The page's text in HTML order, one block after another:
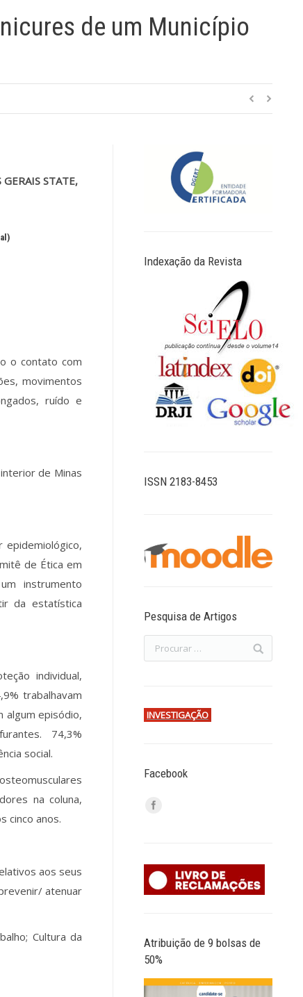
de um Município
STATE,
o contato com
movimentos
ruído e
de Minas
de Ética em
instrumento
da estatística
individual,
trabalhavam
algum episódio,
74,3%
social.
na coluna,
cinco anos.
aos seus
atenuar
Cultura da
Indexação da Revista
ISSN 2183-8453
Pesquisa de Artigos
INVESTIGAÇÃO
Facebook
Atribuição de 9 bolsas de
50%